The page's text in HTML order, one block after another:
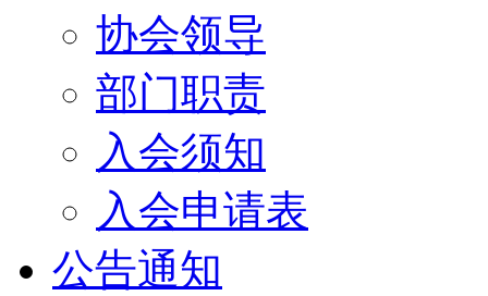
协会领导
部门职责
入会须知
入会申请表
公告通知